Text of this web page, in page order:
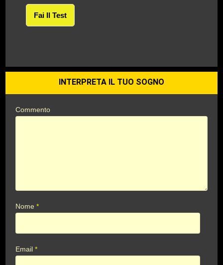
Fai Il Test
INTERPRETA IL TUO SOGNO
Commento
Nome*
Email*